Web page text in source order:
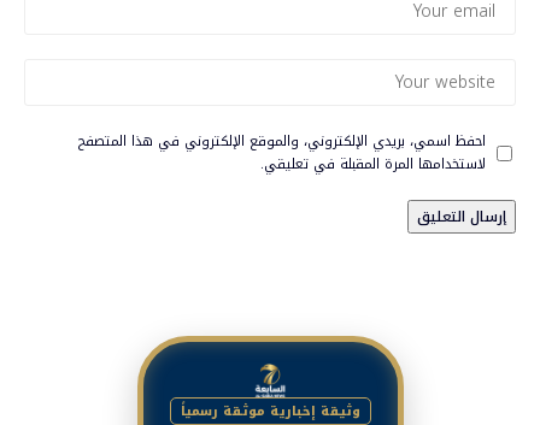
احفظ اسمي، بريدي الإلكتروني، والموقع الإلكتروني في هذا المتصفح
لاستخدامها المرة المقبلة في تعليقي.
وثيقة إخبارية موثقة رسمياً